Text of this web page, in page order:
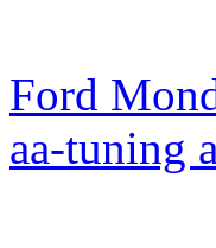
Ford
aa-tuning